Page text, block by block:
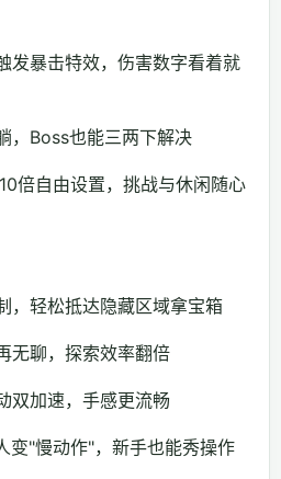
发暴击特效，伤害数字看着就
，Boss也能三两下解决
倍自由设置，挑战与休闲随心
，轻松抵达隐藏区域拿宝箱
无聊，探索效率翻倍
双加速，手感更流畅
变"慢动作"，新手也能秀操作